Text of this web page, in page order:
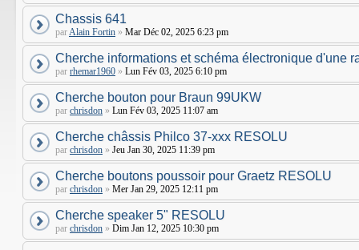
Chassis 641
parAlain Fortin » Mar Déc 02, 2025 6:23 pm
Cherche informations et schéma électronique d'une
par rhemar1960 » Lun Fév 03, 2025 6:10 pm
Cherche bouton pour Braun 99UKW
par chrisdon » Lun Fév 03, 2025 11:07 am
Cherche châssis Philco 37-xxx RESOLU
par chrisdon » Jeu Jan 30, 2025 11:39 pm
Cherche boutons poussoir pour Graetz RESOLU
par chrisdon » Mer Jan 29, 2025 12:11 pm
Cherche speaker 5" RESOLU
par chrisdon » Dim Jan 12, 2025 10:30 pm